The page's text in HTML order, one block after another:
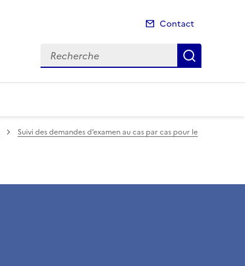
Contact
Recherche
Suivi des demandes d’examen au cas par cas pour le